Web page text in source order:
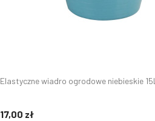
Elastyczne wiadro ogrodowe niebieskie 15L
17,00 zł